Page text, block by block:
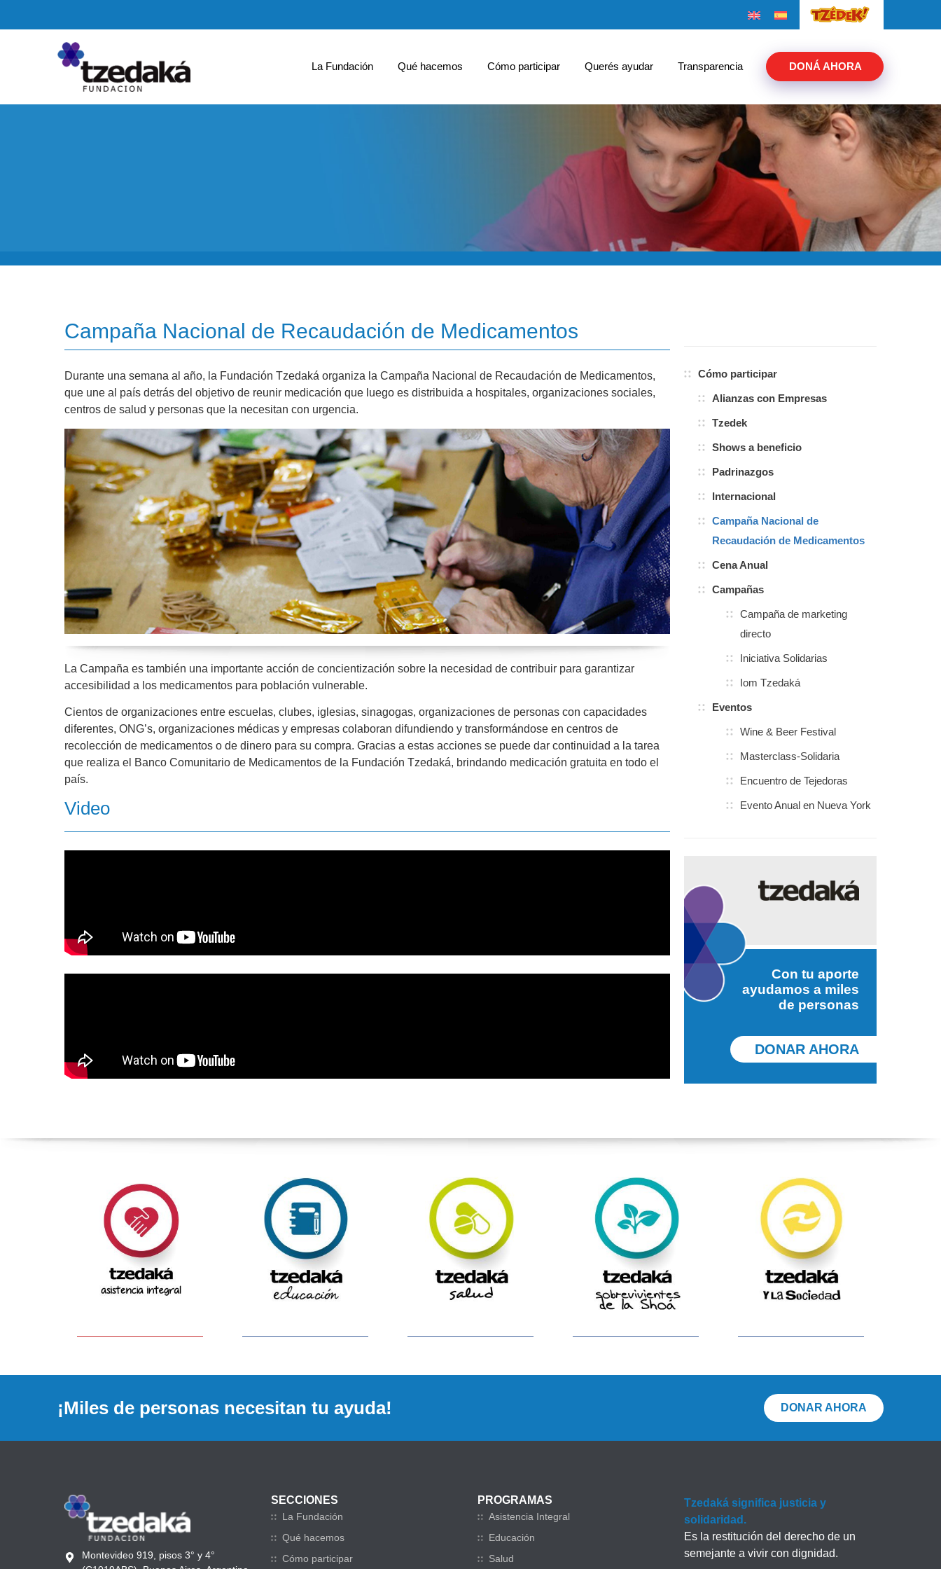
La Fundación Qué hacemos Cómo participar Querés ayudar Transparencia DONÁ AHORA
Campaña Nacional de Recaudación de Medicamentos
Durante una semana al año, la Fundación Tzedaká organiza la Campaña Nacional de Recaudación de Medicamentos,
que une al país detrás del objetivo de reunir medicación que luego es distribuida a hospitales, organizaciones sociales,
centros de salud y personas que la necesitan con urgencia.
La Campaña es también una importante acción de concientización sobre la necesidad de contribuir para garantizar
accesibilidad a los medicamentos para población vulnerable.
Cientos de organizaciones entre escuelas, clubes, iglesias, sinagogas, organizaciones de personas con capacidades
diferentes, ONG’s, organizaciones médicas y empresas colaboran difundiendo y transformándose en centros de
recolección de medicamentos o de dinero para su compra. Gracias a estas acciones se puede dar continuidad a la tarea
que realiza el Banco Comunitario de Medicamentos de la Fundación Tzedaká, brindando medicación gratuita en todo el
país.
Video
Cómo participar
Alianzas con Empresas
Tzedek
Shows a beneficio
Padrinazgos
Internacional
Campaña Nacional de
Recaudación de Medicamentos
Cena Anual
Campañas
Campaña de marketing
directo
Iniciativa Solidarias
Iom Tzedaká
Eventos
Wine & Beer Festival
Masterclass-Solidaria
Encuentro de Tejedoras
Evento Anual en Nueva York
Con tu aporte
ayudamos a miles
de personas
DONAR AHORA
¡Miles de personas necesitan tu ayuda! DONAR AHORA
Montevideo 919, pisos 3° y 4°
SECCIONES
La Fundación
Qué hacemos
Cómo participar
PROGRAMAS
Asistencia Integral
Educación
Salud
Tzedaká significa justicia y
solidaridad.
Es la restitución del derecho de un
semejante a vivir con dignidad.